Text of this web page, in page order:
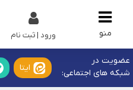
منو ورود | ثبت نام
عضویت در
شبکه های اجتماعی:
ایتا